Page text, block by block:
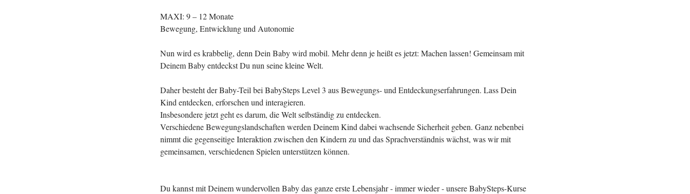
MAXI: 9 – 12 Monate
Bewegung, Entwicklung und Autonomie
Nun wird es krabbelig, denn Dein Baby wird mobil. Mehr denn je heißt es jetzt: Machen lassen! Gemeinsam mit
Deinem Baby entdeckst Du nun seine kleine Welt.
Daher besteht der Baby-Teil bei BabySteps Level 3 aus Bewegungs- und Entdeckungserfahrungen. Lass Dein
Kind entdecken, erforschen und interagieren.
Insbesondere jetzt geht es darum, die Welt selbständig zu entdecken.
Verschiedene Bewegungslandschaften werden Deinem Kind dabei wachsende Sicherheit geben. Ganz nebenbei
nimmt die gegenseitige Interaktion zwischen den Kindern zu und das Sprachverständnis wächst, was wir mit
gemeinsamen, verschiedenen Spielen unterstützen können.
Du kannst mit Deinem wundervollen Baby das ganze erste Lebensjahr - immer wieder - unsere BabySteps-Kurse